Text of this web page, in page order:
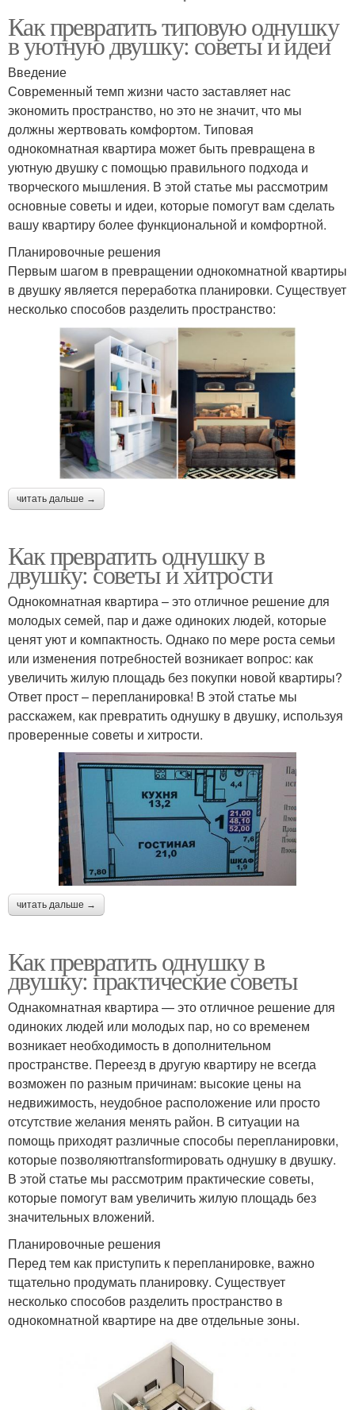
Как превратить типовую однушку
в уютную двушку: советы и идеи
Введение
Современный темп жизни часто заставляет нас
экономить пространство, но это не значит, что мы
должны жертвовать комфортом. Типовая
однокомнатная квартира может быть превращена в
уютную двушку с помощью правильного подхода и
творческого мышления. В этой статье мы рассмотрим
основные советы и идеи, которые помогут вам сделать
вашу квартиру более функциональной и комфортной.
Планировочные решения
Первым шагом в превращении однокомнатной квартиры
в двушку является переработка планировки. Существует
несколько способов разделить пространство:
читать дальше →
Как превратить однушку в
двушку: советы и хитрости
Однокомнатная квартира – это отличное решение для
молодых семей, пар и даже одиноких людей, которые
ценят уют и компактность. Однако по мере роста семьи
или изменения потребностей возникает вопрос: как
увеличить жилую площадь без покупки новой квартиры?
Ответ прост – перепланировка! В этой статье мы
расскажем, как превратить однушку в двушку, используя
проверенные советы и хитрости.
читать дальше →
Как превратить однушку в
двушку: практические советы
Однакомнатная квартира — это отличное решение для
одиноких людей или молодых пар, но со временем
возникает необходимость в дополнительном
пространстве. Переезд в другую квартиру не всегда
возможен по разным причинам: высокие цены на
недвижимость, неудобное расположение или просто
отсутствие желания менять район. В ситуации на
помощь приходят различные способы перепланировки,
которые позволяютtransformировать однушку в двушку.
В этой статье мы рассмотрим практические советы,
которые помогут вам увеличить жилую площадь без
значительных вложений.
Планировочные решения
Перед тем как приступить к перепланировке, важно
тщательно продумать планировку. Существует
несколько способов разделить пространство в
однокомнатной квартире на две отдельные зоны.